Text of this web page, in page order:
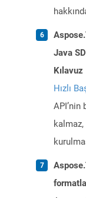
Java
Kılavuz
Hızlı
API’nin
kalmaz,